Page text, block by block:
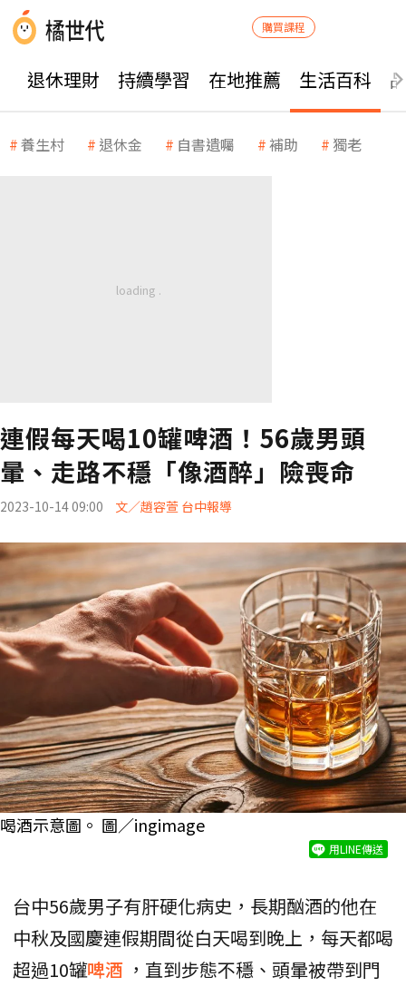
購買課程
退休理財 持續學習 在地推薦 生活百科
養生村 退休金 自書遺囑 補助 獨老
連假每天喝10罐啤酒！56歲男頭
暈、走路不穩「像酒醉」險喪命
2023-10-14 09:00 文／趙容萱 台中報導
喝酒示意圖。 圖／ingimage
用LINE傳送
台中56歲男子有肝硬化病史，長期酗酒的他在
中秋及國慶連假期間從白天喝到晚上，每天都喝
超過10罐啤酒 ，直到步態不穩、頭暈被帶到門